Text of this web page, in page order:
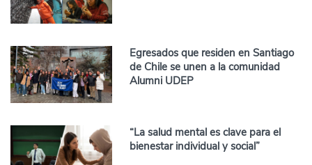
Egresados que residen en Santiago
de Chile se unen a la comunidad
Alumni UDEP
“La salud mental es clave para el
bienestar individual y social”